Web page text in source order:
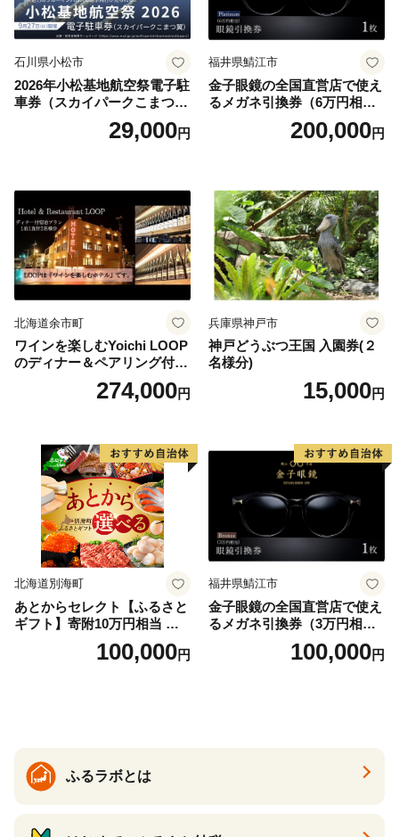
石川県小松市
2026年小松基地航空祭電子駐
車券（スカイパークこまつ
翼） 駐車場 シャトルバスの
りばすぐ 石川県 小松市
29,000円
福井県鯖江市
金子眼鏡の全国直営店で使え
るメガネ引換券（6万円相
当） Platinum200,000円
北海道余市町
ワインを楽しむYoichi LOOP
のディナー＆ペアリング付宿
泊プラン＜デラックスツイン
274,000円
兵庫県神戸市
神戸どうぶつ王国 入園券(２
名様分)
15,000円
北海道別海町
あとからセレクト【ふるさと
ギフト】寄附10万円相当 あ
とから選べる！ ギフト いく
ら ほたて 海鮮 牛肉 別海町
ギフト ふるさと納税 ）
100,000円
福井県鯖江市
金子眼鏡の全国直営店で使え
るメガネ引換券（3万円相
100,000円
ふるラボとは